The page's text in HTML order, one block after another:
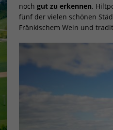
noch gut zu erkennen.
fünf der vielen schönen
Fränkischem Wein und